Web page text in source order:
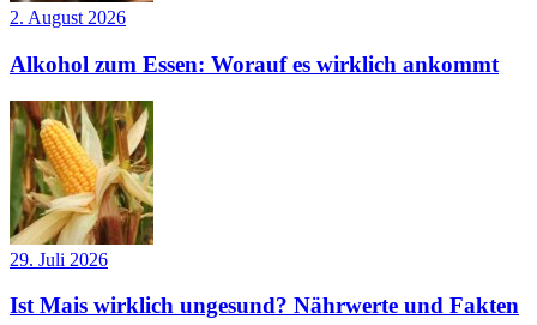
2. August 2026
Alkohol zum Essen: Worauf es wirklich ankommt
29. Juli 2026
Ist Mais wirklich ungesund? Nährwerte und Fakten